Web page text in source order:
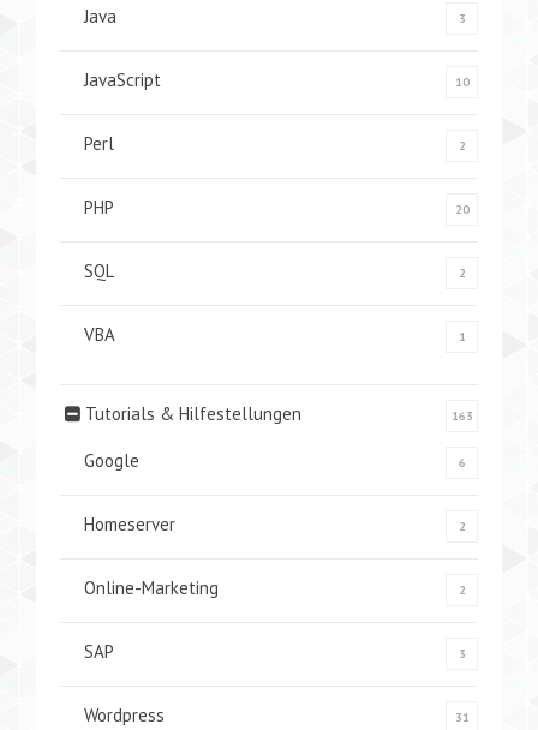
Java 3
JavaScript 10
Perl 2
PHP 20
SQL 2
VBA 1
Tutorials & Hilfestellungen 163
Google 6
Homeserver 2
Online-Marketing 2
SAP 3
Wordpress 31